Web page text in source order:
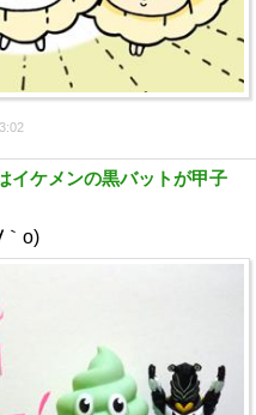
イケメンの黒バットが甲子
｀o)